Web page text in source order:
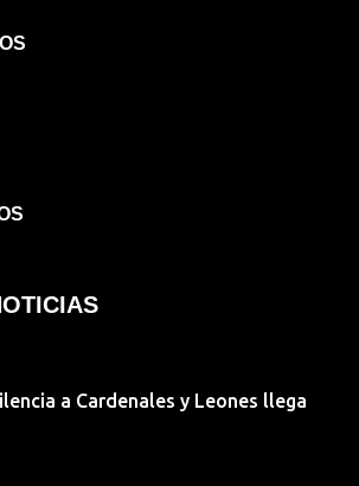
a Cardenales y Leones llega